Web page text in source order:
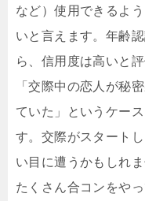
など）使用できるよ
いと言えます。年齢
ら、信用度は高いと
「交際中の恋人が秘
ていた」というケー
す。交際がスタート
い目に遭うかもしれま
たくさん合コンをや